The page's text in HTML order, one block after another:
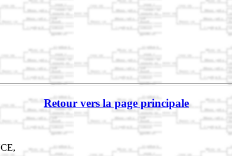
Retour vers la page principale